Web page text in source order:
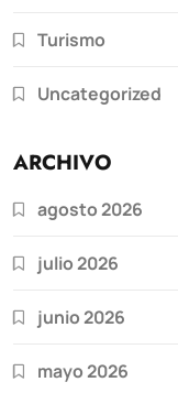
Turismo
Uncategorized
ARCHIVO
agosto 2026
julio 2026
junio 2026
mayo 2026